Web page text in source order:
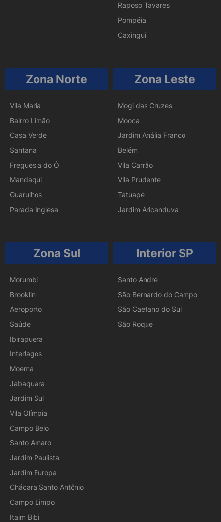
Raposo Tavares
Pompéia
Caxingui
Zona Norte
Vila Maria
Bairro Limão
Casa Verde
Santana
Freguesia do Ó
Mandaqui
Guarulhos
Parada Inglesa
Zona Leste
Mogi das Cruzes
Mooca
Jardim Anália Franco
Belém
Vila Carrão
Vila Prudente
Tatuapé
Jardim Aricanduva
Zona Sul
Morumbi
Brooklin
Aeroporto
Saúde
Ibirapuera
Interlagos
Moema
Jabaquara
Jardim Sul
Vila Olímpia
Campo Belo
Santo Amaro
Jardim Paulista
Jardim Europa
Chácara Santo Antônio
Campo Limpo
Itaim Bibi
Interior SP
Santo André
São Bernardo do Campo
São Caetano do Sul
São Roque